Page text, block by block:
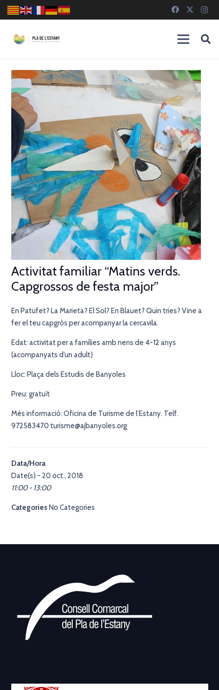
Activitat familiar “Matins verds.
Capgrossos de festa major”
En Patufet? La Marieta? El Sol? En Blauet? Quin tries? Vine a
fer el teu capgròs per acompanyar la cercavila.
Edat: activitat per a famílies amb nens de 4-12 anys
(acompanyats d’un adult)
Lloc: Plaça dels Estudis de Banyoles
Preu: gratuït
Més informació: Oficina de Turisme de l’Estany. Telf.
972583470 turisme@ajbanyoles.org
Data/Hora
Date(s) - 20 oct., 2018
11:00 - 13:00
Categories No Categories